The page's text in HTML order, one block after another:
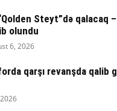
Steyt”də qalacaq
olundu
6, 2026
qarşı revanşda qalib